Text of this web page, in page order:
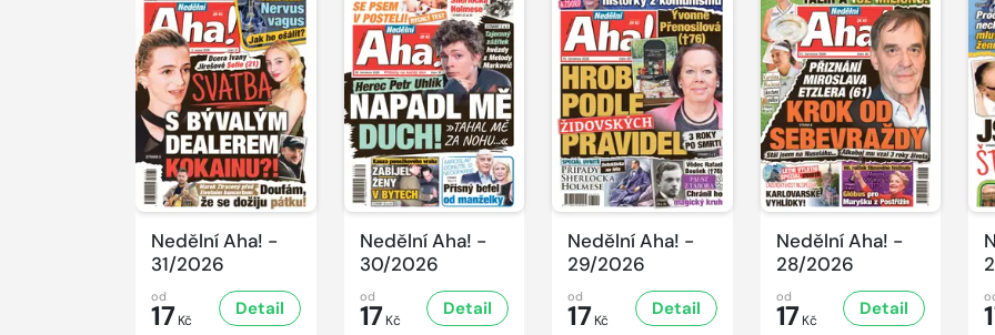
Nedělní Aha! -
31/2026
od
17 Kč
Detail
Nedělní Aha! -
30/2026
od
17 Kč
Detail
Nedělní Aha! -
29/2026
od
17 Kč
Detail
Nedělní Aha! -
28/2026
od
17 Kč
Detail